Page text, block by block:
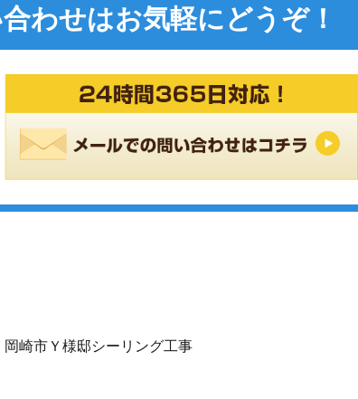
わせはお気軽にどうぞ！
岡崎市Ｙ様邸シーリング工事